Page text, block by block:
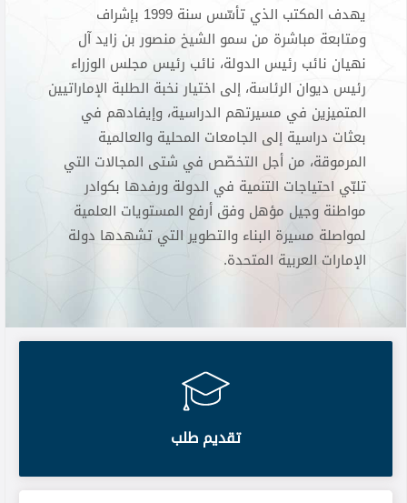
يهدف المكتب الذي تأسّس سنة 1999 بإشراف
ومتابعة مباشرة من سمو الشيخ منصور بن زايد آل
نهيان نائب رئيس الدولة، نائب رئيس مجلس الوزراء
رئيس ديوان الرئاسة، إلى اختيار نخبة الطلبة الإماراتيين
المتميزين في مسيرتهم الدراسية، وإيفادهم في
بعثات دراسية إلى الجامعات المحلية والعالمية
المرموقة، من أجل التخصّص في شتى المجالات التي
تلبّي احتياجات التنمية في الدولة ورفدها بكوادر
مواطنة وجيل مؤهل وفق أرفع المستويات العلمية
لمواصلة مسيرة البناء والتطوير التي تشهدها دولة
الإمارات العربية المتحدة.
تقديم طلب